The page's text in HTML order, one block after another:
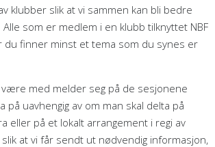
klubber slik at vi sammen kan bli bedre
som er medlem i en klubb tilknyttet NBF
du finner minst et tema som du synes er
med melder seg på de sesjonene
på uavhengig av om man skal delta på
eller på et lokalt arrangement i regi av
at vi får sendt ut nødvendig informasjon,